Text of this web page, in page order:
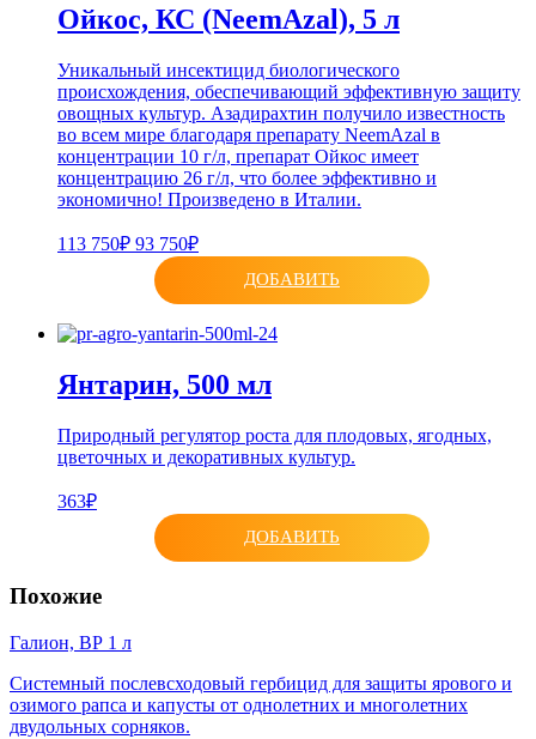
Ойкос, КС (NeemAzal), 5 л
Уникальный инсектицид биологического
происхождения, обеспечивающий эффективную защиту
овощных культур. Азадирахтин получило известность
во всем мире благодаря препарату NeemAzal в
концентрации 10 г/л, препарат Ойкос имеет
концентрацию 26 г/л, что более эффективно и
экономично! Произведено в Италии.
113 750₽ 93 750₽
ДОБАВИТЬ
Янтарин, 500 мл
Природный регулятор роста для плодовых, ягодных,
цветочных и декоративных культур.
363₽
ДОБАВИТЬ
Похожие
Галион, ВР 1 л
Системный послевсходовый гербицид для защиты ярового и
озимого рапса и капусты от однолетних и многолетних
двудольных сорняков.